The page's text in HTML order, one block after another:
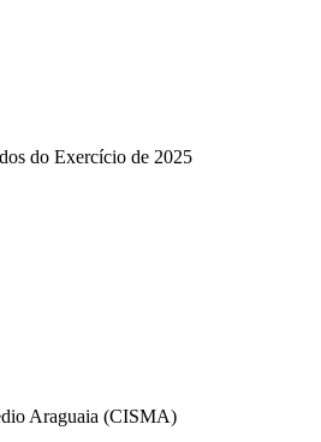
do Exercício de 2025
Araguaia (CISMA)